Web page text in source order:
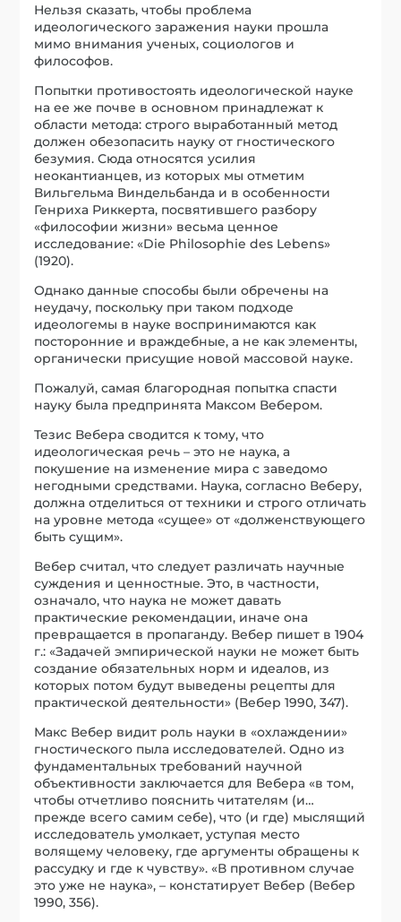
Нельзя сказать, чтобы проблема
идеологического заражения науки прошла
мимо внимания ученых, социологов и
философов.
Попытки противостоять идеологической науке
на ее же почве в основном принадлежат к
области метода: строго выработанный метод
должен обезопасить науку от гностического
безумия. Сюда относятся усилия
неокантианцев, из которых мы отметим
Вильгельма Виндельбанда и в особенности
Генриха Риккерта, посвятившего разбору
«философии жизни» весьма ценное
исследование: «Die Philosophie des Lebens»
(1920).
Однако данные способы были обречены на
неудачу, поскольку при таком подходе
идеологемы в науке воспринимаются как
посторонние и враждебные, а не как элементы,
органически присущие новой массовой науке.
Пожалуй, самая благородная попытка спасти
науку была предпринята Максом Вебером.
Тезис Вебера сводится к тому, что
идеологическая речь – это не наука, а
покушение на изменение мира с заведомо
негодными средствами. Наука, согласно Веберу,
должна отделиться от техники и строго отличать
на уровне метода «сущее» от «долженствующего
быть сущим».
Вебер считал, что следует различать научные
суждения и ценностные. Это, в частности,
означало, что наука не может давать
практические рекомендации, иначе она
превращается в пропаганду. Вебер пишет в 1904
г.: «Задачей эмпирической науки не может быть
создание обязательных норм и идеалов, из
которых потом будут выведены рецепты для
практической деятельности» (Вебер 1990, 347).
Макс Вебер видит роль науки в «охлаждении»
гностического пыла исследователей. Одно из
фундаментальных требований научной
объективности заключается для Вебера «в том,
чтобы отчетливо пояснить читателям (и…
прежде всего самим себе), что (и где) мыслящий
исследователь умолкает, уступая место
волящему человеку, где аргументы обращены к
рассудку и где к чувству». «В противном случае
это уже не наука», – констатирует Вебер (Вебер
1990, 356).